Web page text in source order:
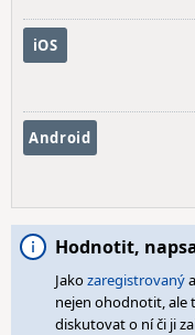
iOS
Android
Hodnotit,
Jakozaregistrovanýa
nejen ohodnotit, ale
diskutovat o ní či ji